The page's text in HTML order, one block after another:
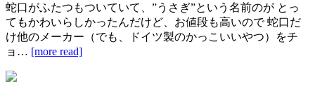
蛇口がふたつもついていて、”うさぎ”という名前のが とっ
てもかわいらしかったんだけど、お値段も高いので 蛇口だ
け他のメーカー（でも、ドイツ製のかっこいいやつ）をチ
ョ… [more read]